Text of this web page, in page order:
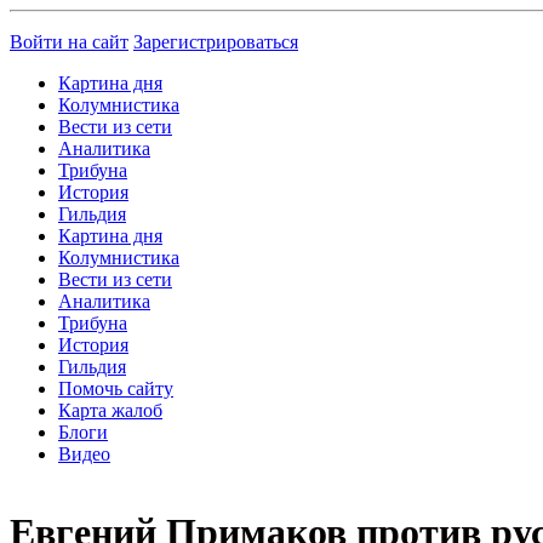
Войти на сайт Зарегистрироваться
Картина дня
Колумнистика
Вести из сети
Аналитика
Трибуна
История
Гильдия
Картина дня
Колумнистика
Вести из сети
Аналитика
Трибуна
История
Гильдия
Помочь сайту
Карта жалоб
Блоги
Видео
Евгений Примаков против